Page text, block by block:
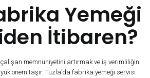
Yemeği
İtibaren?
memnuniyetini artırmak ve iş verimliliğini
önem taşır. Tuzla’da fabrika yemeği servisi